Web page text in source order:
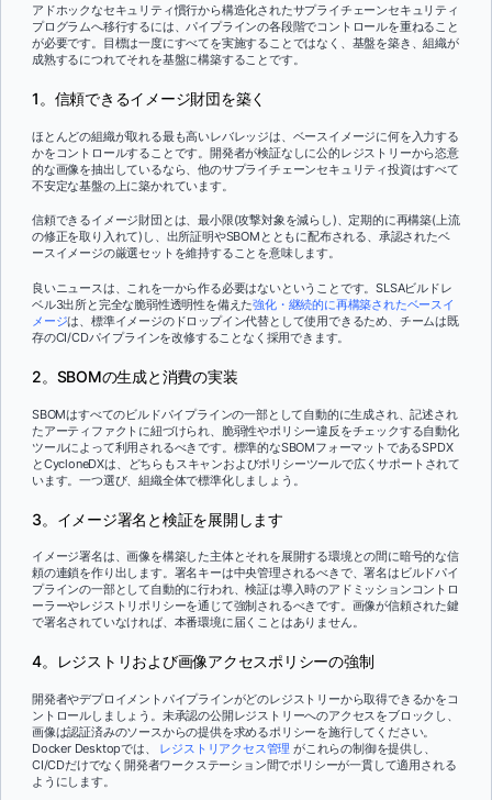
アドホックなセキュリティ慣行から構造化されたサプライチェーンセキュリティ
プログラムへ移行するには、パイプラインの各段階でコントロールを重ねること
が必要です。目標は一度にすべてを実施することではなく、基盤を築き、組織が
成熟するにつれてそれを基盤に構築することです。
1。信頼できるイメージ財団を築く
ほとんどの組織が取れる最も高いレバレッジは、ベースイメージに何を入力する
かをコントロールすることです。開発者が検証なしに公的レジストリーから恣意
的な画像を抽出しているなら、他のサプライチェーンセキュリティ投資はすべて
不安定な基盤の上に築かれています。
信頼できるイメージ財団とは、最小限(攻撃対象を減らし)、定期的に再構築(上流
の修正を取り入れて)し、出所証明やSBOMとともに配布される、承認されたベ
ースイメージの厳選セットを維持することを意味します。
良いニュースは、これを一から作る必要はないということです。SLSAビルドレ
ベル3出所と完全な脆弱性透明性を備えた強化・継続的に再構築されたベースイ
メージは、標準イメージのドロップイン代替として使用できるため、チームは既
存のCI/CDパイプラインを改修することなく採用できます。
2。SBOMの生成と消費の実装
SBOMはすべてのビルドパイプラインの一部として自動的に生成され、記述され
たアーティファクトに紐づけられ、脆弱性やポリシー違反をチェックする自動化
ツールによって利用されるべきです。標準的なSBOMフォーマットであるSPDX
とCycloneDXは、どちらもスキャンおよびポリシーツールで広くサポートされて
います。一つ選び、組織全体で標準化しましょう。
3。イメージ署名と検証を展開します
イメージ署名は、画像を構築した主体とそれを展開する環境との間に暗号的な信
頼の連鎖を作り出します。署名キーは中央管理されるべきで、署名はビルドパイ
プラインの一部として自動的に行われ、検証は導入時のアドミッションコントロ
ーラーやレジストリポリシーを通じて強制されるべきです。画像が信頼された鍵
で署名されていなければ、本番環境に届くことはありません。
4。レジストリおよび画像アクセスポリシーの強制
開発者やデプロイメントパイプラインがどのレジストリーから取得できるかをコ
ントロールしましょう。未承認の公開レジストリーへのアクセスをブロックし、
画像は認証済みのソースからの提供を求めるポリシーを施行してください。
Docker Desktopでは、 レジストリアクセス管理 がこれらの制御を提供し、
CI/CDだけでなく開発者ワークステーション間でポリシーが一貫して適用される
ようにします。